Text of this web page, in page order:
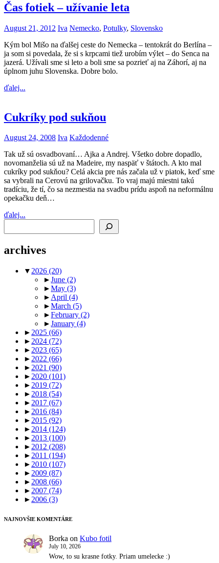
Čas fotiek – užívanie leta
August 21, 2012 Iva Nemecko, Potulky, Slovensko
Kým bol Mišo na ďalšej ceste do Nemecka – tentokrát do Berlína –
ja som si povedala, že si s krpcami tiež urobím výlet – do Senca na
jazerá. Užívali sme si leto a boli sme sa pozrieť aj na Záhorí, aj na
úplnom juhu Slovenska. Dobre bolo.
ďalej...
Cukríky pod sukňou
August 24, 2008 Iva Každodenné
Tak už sú osvadbovaní… Ajka a Andrej. Všetko dobre dopadlo,
novomanželia sú už na Madeire, my naspäť v štátoch. A kto mal
cukríky pod sukňou? Celá akcia pre nás začala už v piatok, keď sme
sa vybrali na Cerovú na grilovačku. To vraj majú miestni takú
tradíciu, že tí, čo sa nezmestia na svadbu prídu aspoň na neformálnu
opekačku deň…
ďalej...
archives
▼ 2026 (20)
►June (2)
►May (3)
► April (4)
►March (5)
►February (2)
►January (4)
► 2025 (66)
► 2024 (72)
► 2023 (65)
► 2022 (66)
► 2021 (90)
► 2020 (101)
► 2019 (72)
► 2018 (54)
► 2017 (67)
► 2016 (84)
► 2015 (92)
► 2014 (124)
► 2013 (100)
► 2012 (208)
► 2011 (194)
► 2010 (107)
► 2009 (87)
► 2008 (66)
► 2007 (74)
► 2006 (3)
NAJNOVŠIE KOMENTÁRE
Borka on Kubo fotil
July 10, 2026
Wow, to su krasne fotky. Priam umelecke :)